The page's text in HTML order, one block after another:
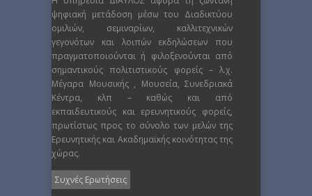
ψηφιακή μετάδοση μέσω του Διαδικτύου
ομιλιών, σεμιναρίων, καλλιτεχνικών
γεγονότων και λοιπών εκδηλώσεων που
πραγματοποιούνται ή φιλοξενούνται από
σημαντικούς πολιτιστικούς φορείς – λ.χ.
Μέγαρα Μουσικής , Μουσεία, Συνεδριακά
Κέντρα, κλπ – καθώς και από
εκπαιδευτικούς και ερευνητικούς φορείς,
πρωτίστως προς το σύνολο των μελών της
Ερευνητικής και Ακαδημαϊκής κοινότητας της
χώρας.
Συχνές Ερωτήσεις